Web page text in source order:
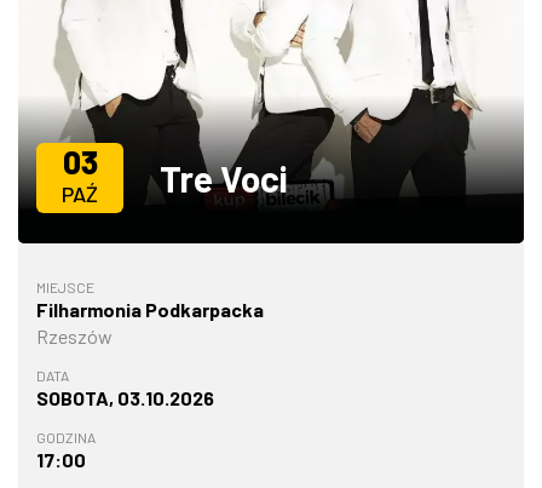
ZDJĘCIA
W RZESZOWIE
03
PAŹ Tre Voci
MIEJSCE
Filharmonia Podkarpacka
Rzeszów
DATA
SOBOTA, 03.10.2026
GODZINA
17:00